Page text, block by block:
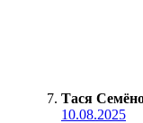
Тася
10.08.2025